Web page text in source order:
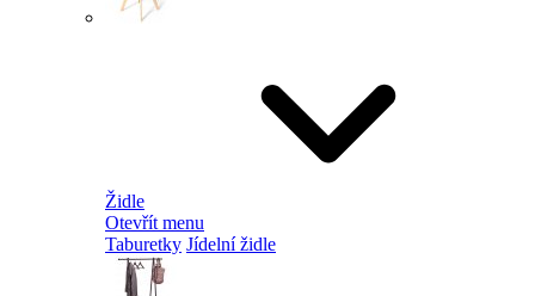
Židle
Otevřít menu
Taburetky Jídelní židle